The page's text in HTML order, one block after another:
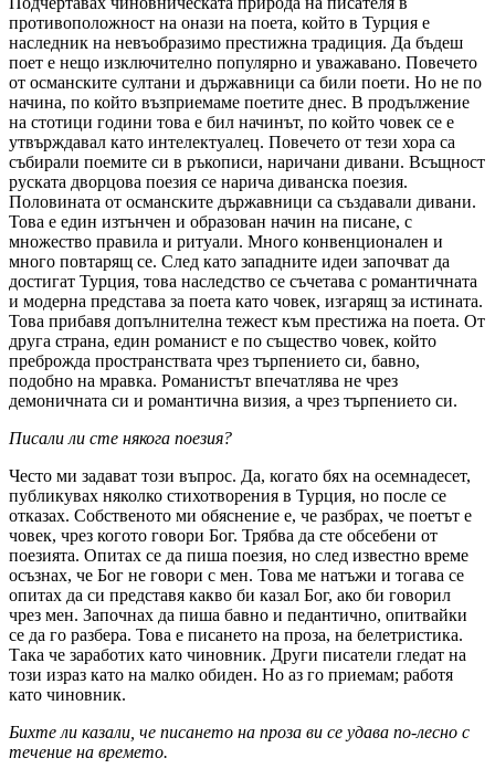
противоположност на онази на поета, който в Турция е
наследник на невъобразимо престижна традиция. Да бъдеш
поет е нещо изключително популярно и уважавано. Повечето
от османските султани и държавници са били поети. Но не по
начина, по който възприемаме поетите днес. В продължение
на стотици години това е бил начинът, по който човек се е
утвърждавал като интелектуалец. Повечето от тези хора са
събирали поемите си в ръкописи, наричани дивани. Всъщност
руската дворцова поезия се нарича диванска поезия.
Половината от османските държавници са създавали дивани.
Това е един изтънчен и образован начин на писане, с
множество правила и ритуали. Много конвенционален и
много повтарящ се. След като западните идеи започват да
достигат Турция, това наследство се съчетава с романтичната
и модерна представа за поета като човек, изгарящ за истината.
Това прибавя допълнителна тежест към престижа на поета. От
друга страна, един романист е по същество човек, който
преброжда пространствата чрез търпението си, бавно,
подобно на мравка. Романистът впечатлява не чрез
демоничната си и романтична визия, а чрез търпението си.
Писали ли сте някога поезия?
Често ми задават този въпрос. Да, когато бях на осемнадесет,
публикувах няколко стихотворения в Турция, но после се
отказах. Собственото ми обяснение е, че разбрах, че поетът е
човек, чрез когото говори Бог. Трябва да сте обсебени от
поезията. Опитах се да пиша поезия, но след известно време
осъзнах, че Бог не говори с мен. Това ме натъжи и тогава се
опитах да си представя какво би казал Бог, ако би говорил
чрез мен. Започнах да пиша бавно и педантично, опитвайки
се да го разбера. Това е писането на проза, на белетристика.
Така че заработих като чиновник. Други писатели гледат на
този израз като на малко обиден. Но аз го приемам; работя
като чиновник.
Бихте ли казали, че писането на проза ви се удава по-лесно с
течение на времето.